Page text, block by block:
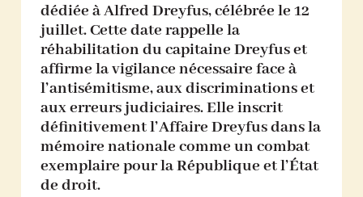
dédiée à Alfred Dreyfus, célébrée le 12
juillet. Cette date rappelle la
réhabilitation du capitaine Dreyfus et
affirme la vigilance nécessaire face à
l’antisémitisme, aux discriminations et
aux erreurs judiciaires. Elle inscrit
définitivement l’Affaire Dreyfus dans la
mémoire nationale comme un combat
exemplaire pour la République et l’État
de droit.